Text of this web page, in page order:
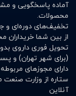
آماده پاسخگویی و
محصولات.
تخفیف‌های دوره‌ای و
از بین شما خریداران
تحویل فوری داروی
(برای شهر تهران) و
دارای مجوزهای مربوطه
ستاره از وزارت
آنلاین